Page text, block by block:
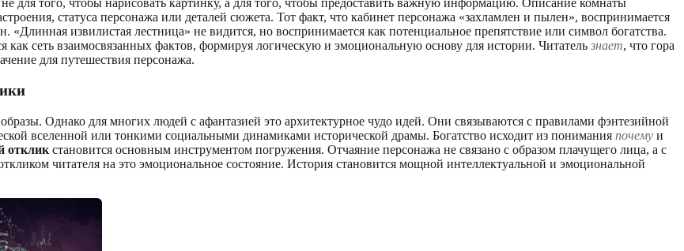
для того, чтобы нарисовать картинку, а для того, чтобы предоставить важную информацию. Описание комнаты
статуса персонажа или деталей сюжета. Тот факт, что кабинет персонажа «захламлен и пылен», воспринимается
извилистая лестница» не видится, но воспринимается как потенциальное препятствие или символ богатства.
как сеть взаимосвязанных фактов, формируя логическую и эмоциональную основу для истории. Читатель знает, что гора
для путешествия персонажа.
Однако для многих людей с афантазией это архитектурное чудо идей. Они связываются с правилами фэнтезийной
вселенной или тонкими социальными динамиками исторической драмы. Богатство исходит из понимания почему и
отклик становится основным инструментом погружения. Отчаяние персонажа не связано с образом плачущего лица, а с
читателя на это эмоциональное состояние. История становится мощной интеллектуальной и эмоциональной